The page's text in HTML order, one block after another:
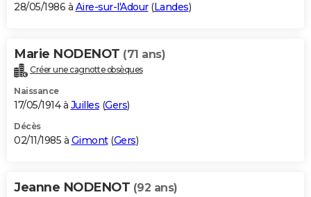
28/05/1986 à Aire-sur-l'Adour(Landes)
Marie NODENOT (71 ans)
Créer une cagnotte obsèques
Naissance
17/05/1914 à Juilles (Gers)
Décès
02/11/1985 à Gimont(Gers)
Jeanne NODENOT (92 ans)